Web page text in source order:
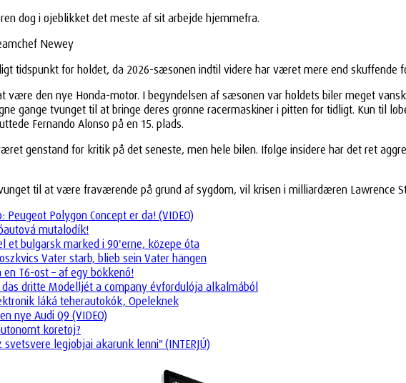
dog i øjeblikket det meste af sit arbejde hjemmefra.
Newey
tidspunkt for holdet, da 2026-sæsonen indtil videre har været mere end skuffende
være den nye Honda-motor. I begyndelsen af sæsonen var holdets biler meget
gange tvunget til at bringe deres grønne racermaskiner i pitten for tidligt. Kun til
Fernando Alonso på en 15. plads.
genstand for kritik på det seneste, men hele bilen. Ifølge insidere har det ret
til at være fraværende på grund af sygdom, vil krisen i milliardæren Lawrence
Peugeot Polygon Concept er da! (VIDEO)
mutalodík!
et bulgarsk marked i 90'erne, közepe óta
Vater starb, blieb sein Vater hängen
en T6-ost – af egy bökkenő!
dritte Modelljét a company évfordulója alkalmából
láká teherautokók, Opeleknek
nye Audi Q9 (VIDEO)
køretøj?
svetsvere legjobjai akarunk lenni" (INTERJÚ)